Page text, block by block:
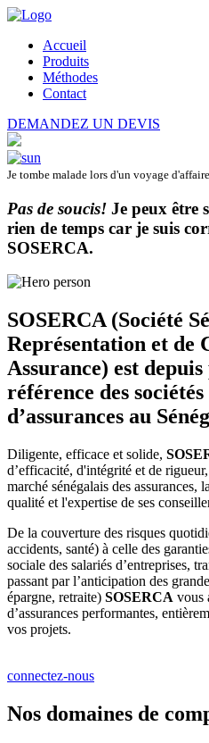
Accueil
Produits
Méthodes
Contact
DEMANDEZ UN DEVIS
Je tombe malade lors d'un voyage
Pas de soucis! Je peux être
rien de temps car je suis
SOSERCA.
SOSERCA (Société
Représentation et de
Assurance) est
référence des
d’assurances au
Diligente, efficace et solide,
d’efficacité, d'intégrité et de
marché sénégalais des assurances,
qualité et l'expertise de ses
De la couverture des risques
accidents, santé) à celle des
sociale des salariés d’entreprises,
passant par l’anticipation des
épargne, retraite) SOSERCA vous
d’assurances performantes,
vos projets.
connectez-nous
Nos domaines de